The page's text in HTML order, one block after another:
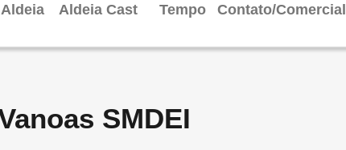
Aldeia Cast Tempo Contato/Comercial
SMDEI